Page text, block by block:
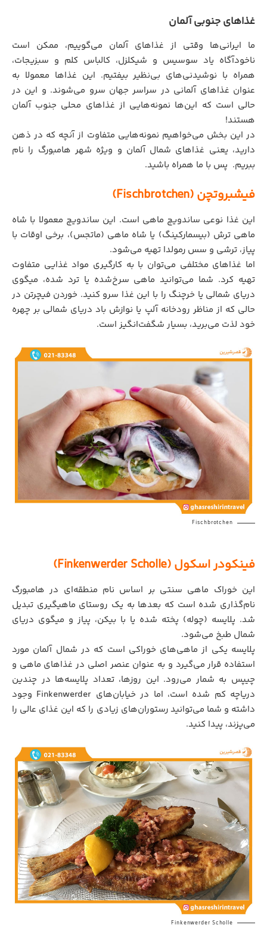
غذاهای جنوبی آلمان
ما ایرانی‌ها وقتی از غذاهای آلمان می‌گوییم، ممکن است
ناخودآگاه یاد سوسیس و شیکلزل، کالباس کلم و سبزیجات،
همراه با نوشیدنی‌های بی‌نظیر بیفتیم. این غذاها معمولا به
عنوان غذاهای آلمانی در سراسر جهان سرو می‌شوند. و این در
حالی است که این‌ها نمونه‌هایی از غذاهای محلی جنوب آلمان
هستند!
در این بخش می‌خواهیم نمونه‌هایی متفاوت از آنچه که در ذهن
دارید، یعنی غذاهای شمال آلمان و ویژه شهر هامبورگ را نام
ببریم. پس با ما همراه باشید.
فیشبروتچن (Fischbrotchen)
این غذا نوعی ساندویچ ماهی است. این ساندویچ‌ معمولا با شاه
ماهی ترش (بیسمارکینگ) یا شاه ماهی (ماتجس)، برخی اوقات با
پیاز، ترشی و سس رمولدا تهیه می‌شود.
اما غذاهای مختلفی می‌توان با به کارگیری مواد غذایی متفاوت
تهیه کرد. شما می‌توانید ماهي سرخ‌شده يا ترد شده، ميگوی
دريای شمالی يا خرچنگ را با این غذا سرو کنید. خوردن فیچرتن در
حالی که از مناظر رودخانه آلپ یا نوازش باد دریای شمالی بر چهره
خود لذت می‌برید، بسیار شگفت‌انگیز است.
Fischbrotchen
فینکودر اسکول (Finkenwerder Scholle)
این خوراک ماهی سنتی بر اساس نام منطقه‌ای در هامبورگ
نام‌گذاری شده است که بعدها به یک روستای ماهیگیری تبدیل
شد. پلایسه (چوله) پخته شده یا با بیکن، پیاز و میگوی دریای
شمال طبخ می‌شود.
پلایسه یکی از ماهی‌های خوراکی است که در شمال آلمان مورد
استفاده قرار می‌گیرد و به عنوان عنصر اصلی در غذاهای ماهی و
چیپس به شمار می‌رود. این روزها، تعداد پلایسه‌ها در چندین
دریاچه کم شده است، اما در خیابان‌های Finkenwerder وجود
داشته و شما می‌توانید رستوران‌های زیادی را که این غذای عالی را
می‌پزند، پیدا کنید.
Finkenwerder Scholle